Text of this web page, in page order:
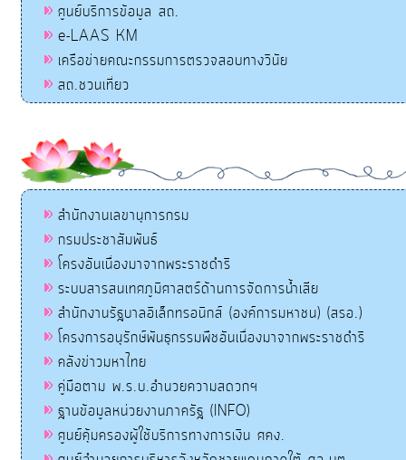
ศูนย์บริการข้อมูล สถ.
e-LAAS KM
เครือข่ายคณะกรรมการตรวจสอบทางวินัย
สถ.ชวนเที่ยว
สำนักงานเลขานุการกรม
กรมประชาสัมพันธ์
โครงอันเนื่องมาจากพระราชดำริ
ระบบสารสนเทศภูมิศาสตร์ด้านการจัดการน้ำเสีย
สำนักงานรัฐบาลอิเล็กทรอนิกส์ (องค์การมหาชน) (สรอ.)
โครงการอนุรักษ์พันธุกรรมพืชอันเนื่องมาจากพระราชดำริ
คลังข่าวมหาไทย
คู่มือตาม พ.ร.บ.อำนวยความสดวกฯ
ฐานข้อมูลหน่วยงานภาครัฐ (INFO)
ศูนย์คุ้มครองผู้ใช้บริการทางการเงิน ศคง.